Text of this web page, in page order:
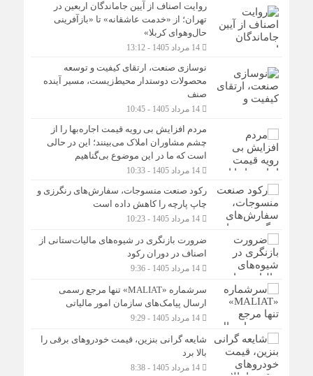
روایت اصناف از آیین جاماندگان اربعین در
تهران؛ از «خدمت عاشقانه» تا «بازآفرینی
حال‌وهوای کربلا»
14 مرداد 1405 - 13:12
نوسازی صنعت، ارتقای کیفیت و توسعه
محصولات دوستدار محیط‌زیست، مسیر آینده
صنف
14 مرداد 1405 - 10:45
مردم افزایش بی رویه قیمت اجاره‌بها را از
چشم مشاوران املاک می‌بینند؛ این در حالی
است که ما در این موضوع بی‌گناهیم
14 مرداد 1405 - 10:33
رکود صنعت منسوجات، سفارش‌های رنگرزی و
چاپ پارچه را کاهش داده است
14 مرداد 1405 - 10:23
ضرورت بازنگری در شیوه‌های مالیات‌ستانی از
اصناف در دوران رکود
14 مرداد 1405 - 9:36
سرشماره «MALIAT» تنها مرجع رسمی
ارسال پیامک‌های سازمان امور مالیاتی
14 مرداد 1405 - 9:29
شایعه گرانی بنزین، قیمت خودروهای برقی را
بالا برد
14 مرداد 1405 - 8:38